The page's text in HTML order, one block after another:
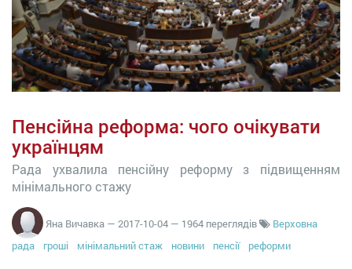
Пенсійна реформа: чого очікувати
українцям
Рада ухвалила пенсійну реформу з підвищенням
мінімального стажу
Яна Вичавка — 2017-10-04 — 1964 переглядів
Верховна
рада
гроші мінімальний стаж новини пенсії реформи